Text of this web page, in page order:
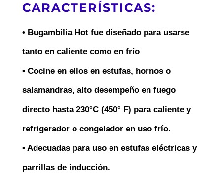
CARACTERÍSTICAS:
• Bugambilia Hot fue diseñado para usarse
tanto en caliente como en frío
• Cocine en ellos en estufas, hornos o
salamandras, alto desempeño en fuego
directo hasta 230°C (450° F) para caliente y
refrigerador o congelador en uso frío.
• Adecuadas para uso en estufas eléctricas y
parrillas de inducción.